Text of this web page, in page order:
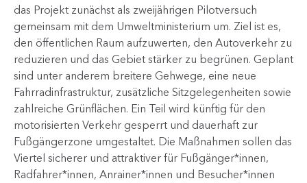
das Projekt zunächst als zweijährigen Pilotversuch
gemeinsam mit dem Umweltministerium um. Ziel ist es,
den öffentlichen Raum aufzuwerten, den Autoverkehr zu
reduzieren und das Gebiet stärker zu begrünen. Geplant
sind unter anderem breitere Gehwege, eine neue
Fahrradinfrastruktur, zusätzliche Sitzgelegenheiten sowie
zahlreiche Grünflächen. Ein Teil wird künftig für den
motorisierten Verkehr gesperrt und dauerhaft zur
Fußgängerzone umgestaltet. Die Maßnahmen sollen das
Viertel sicherer und attraktiver für Fußgänger*innen,
Radfahrer*innen, Anrainer*innen und Besucher*innen